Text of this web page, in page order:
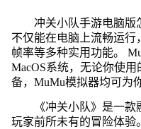
冲关小队手游电脑版
不仅能在电脑上流畅运行
帧率等多种实用功能。
MacOS系统，无论你使
备，MuMu模拟器均可为
《冲关小队》是一
玩家前所未有的冒险体验